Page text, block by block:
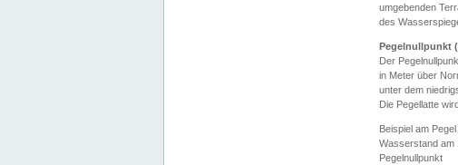
umgebenden
des
Pegelnullpunkt
Der
in Meter über
unter dem
Die Pegellatte
Beispiel am
Wasserstand am
Pegelnullpunkt